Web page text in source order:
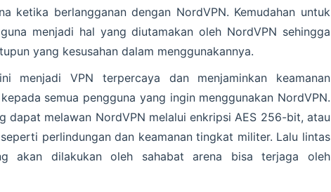
ketika berlangganan dengan NordVPN. Kemudahan untuk
menjadi hal yang diutamakan oleh NordVPN sehingga
yang kesusahan dalam menggunakannya.
menjadi VPN terpercaya dan menjaminkan keamanan
semua pengguna yang ingin menggunakan NordVPN.
dapat melawan NordVPN melalui enkripsi AES 256-bit, atau
perlindungan dan keamanan tingkat militer. Lalu lintas
akan dilakukan oleh sahabat arena bisa terjaga oleh